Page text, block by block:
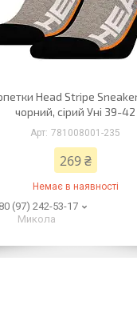
Head Stripe
чорний, сірий Уні 39-42
781008001-235
269 ₴
Немає в наявності
(97) 242-53-17
Микола